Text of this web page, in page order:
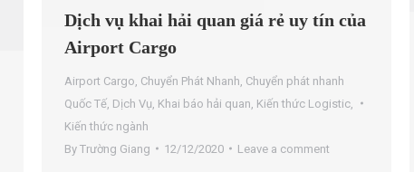
Dịch vụ khai hải quan giá rẻ uy tín của
Airport Cargo
Airport Cargo Chuyển Phát Nhanh Chuyển phát nhanh
Quốc Tế Dịch Vụ Khai báo hải quan Kiến thức Logistic
Kiến thức ngành
By Trường Giang 12/12/2020 Leave a comment